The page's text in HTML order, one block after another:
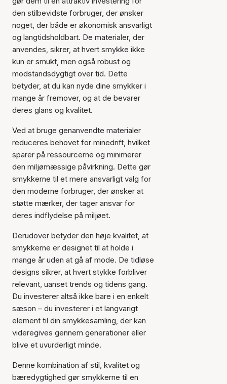
den stilbevidste forbruger, der ønsker
noget, der både er økonomisk ansvarligt
og langtidsholdbart. De materialer, der
anvendes, sikrer, at hvert smykke ikke
kun er smukt, men også robust og
modstandsdygtigt over tid. Dette
betyder, at du kan nyde dine smykker i
mange år fremover, og at de bevarer
deres glans og kvalitet.
Ved at bruge genanvendte materialer
reduceres behovet for minedrift, hvilket
sparer på ressourcerne og minimerer
den miljømæssige påvirkning. Dette gør
smykkerne til et mere ansvarligt valg for
den moderne forbruger, der ønsker at
støtte mærker, der tager ansvar for
deres indflydelse på miljøet.
Derudover betyder den høje kvalitet, at
smykkerne er designet til at holde i
mange år uden at gå af mode. De tidløse
designs sikrer, at hvert stykke forbliver
relevant, uanset trends og tidens gang.
Du investerer altså ikke bare i en enkelt
sæson – du investerer i et langvarigt
element til din smykkesamling, der kan
videregives gennem generationer eller
blive et uvurderligt minde.
Denne kombination af stil, kvalitet og
bæredygtighed gør smykkerne til en